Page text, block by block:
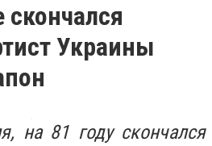
Украины
на 81 году скончался